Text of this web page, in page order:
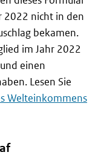
2022 nicht in den
bekamen.
im Jahr 2022
einen
Lesen Sie
Welteinkommens